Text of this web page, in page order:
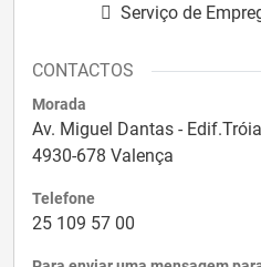
Serviço de
CONTACTOS
Morada
Av. Miguel Dantas -
4930-678 Valença
Telefone
25 109 57 00